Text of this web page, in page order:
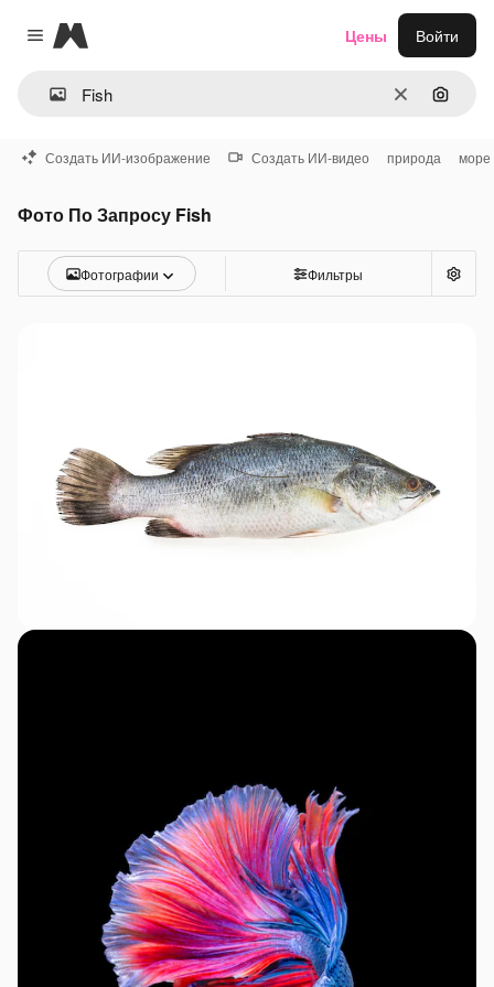
Close menu
Magnific
ОчиститьПоиск
Цены Войти
Создать ИИ-изображение Создать ИИ-видео природа море
Фото По Запросу Fish
Фотографии Фильтры